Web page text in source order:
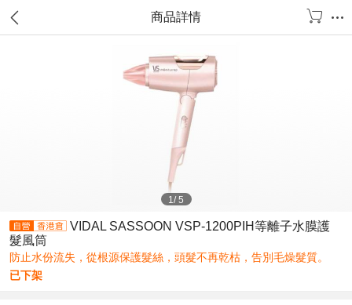
商品詳情
1/5
VIDAL SASSOON VSP-1200PIH等離子水膜護
髮風筒
防止水份流失，從根源保護髮絲，頭髮不再乾枯，告別毛燥髮質。
已下架